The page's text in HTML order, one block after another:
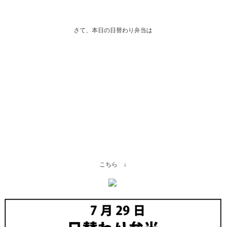
さて、本日の日替わり弁当は
こちら ↓